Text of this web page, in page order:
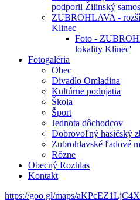
podporil Žilinský
ZUBROHLAVA -
Klinec
Foto -
lokality Klinec'
Fotogaléria
Obec
Divadlo Omladina
Kultúrne podujatia
Škola
Šport
Jednota dôchodcov
Dobrovoľný hasičský
Zubrohlavské ľadové
Rôzne
Obecný Rozhlas
Kontakt
https://goo.gl/maps/